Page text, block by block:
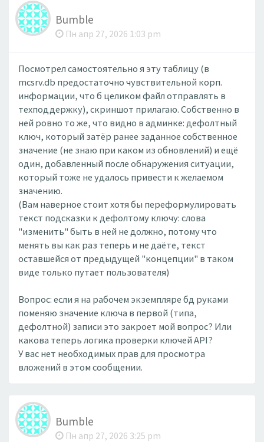
Bumble
Пн апр 27, 2026 1:03 pm
Посмотрел самостоятельно я эту таблицу (в
mcsrv.db предостаточно чувствительной корп.
информации, что б целиком файл отправлять в
техподдержку), скриншот прилагаю. Собственно в
ней ровно то же, что видно в админке: дефолтный
ключ, который затёр ранее заданное собственное
значение (не знаю при каком из обновлений) и ещё
один, добавленный после обнаружения ситуации,
который тоже не удалось привести к желаемом
значению.
(Вам наверное стоит хотя бы переформулировать
текст подсказки к дефолтому ключу: слова
"изменить" быть в ней не должно, потому что
менять вы как раз теперь и не даёте, текст
оставшейся от предыдущей "концепции" в таком
виде только путает пользователя)
Вопрос: если я на рабочем экземпляре бд руками
поменяю значение ключа в первой (типа,
дефолтной) записи это закроет мой вопрос? Или
какова теперь логика проверки ключей API?
У вас нет необходимых прав для просмотра
вложений в этом сообщении.
Bumble
Пн апр 27, 2026 3:25 pm